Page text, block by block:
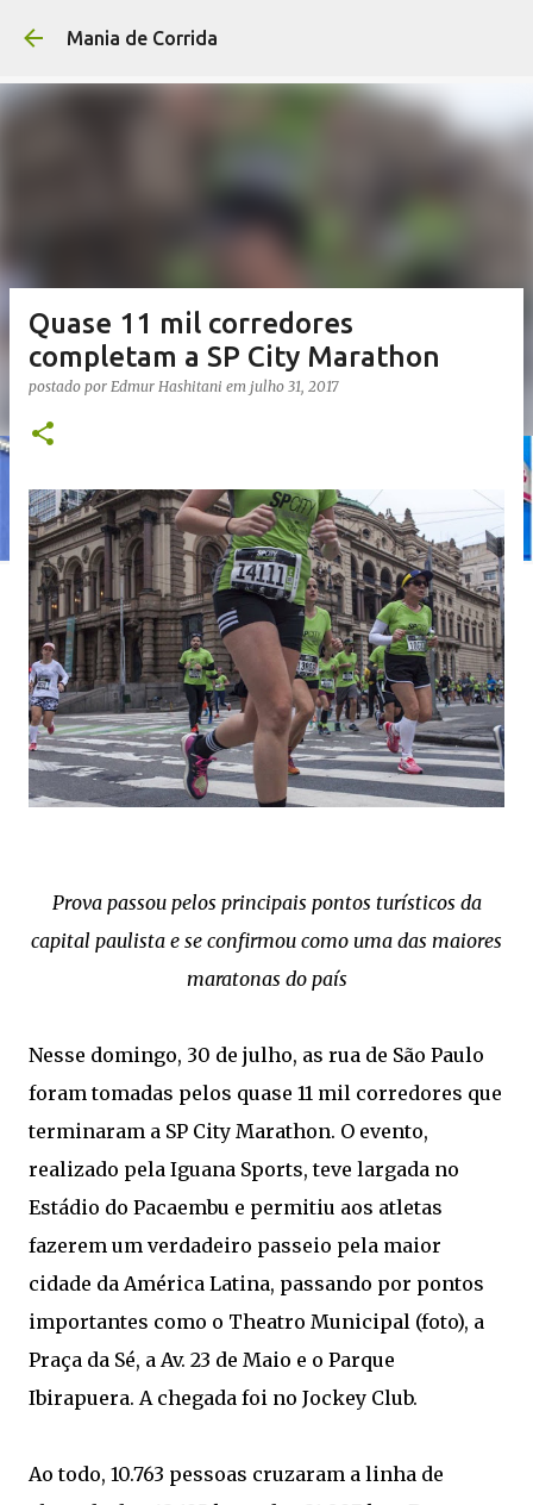
Mania de Corrida
Quase 11 mil corredores
completam a SP City Marathon
postado por Edmur Hashitani em julho 31, 2017
Prova passou pelos principais pontos turísticos da
capital paulista e se confirmou como uma das maiores
maratonas do país
Nesse domingo, 30 de julho, as rua de São Paulo
foram tomadas pelos quase 11 mil corredores que
terminaram a SP City Marathon. O evento,
realizado pela Iguana Sports, teve largada no
Estádio do Pacaembu e permitiu aos atletas
fazerem um verdadeiro passeio pela maior
cidade da América Latina, passando por pontos
importantes como o Theatro Municipal (foto), a
Praça da Sé, a Av. 23 de Maio e o Parque
Ibirapuera. A chegada foi no Jockey Club.
Ao todo, 10.763 pessoas cruzaram a linha de